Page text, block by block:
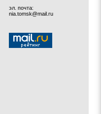
эл. почта:
nia.tomsk@mail.ru